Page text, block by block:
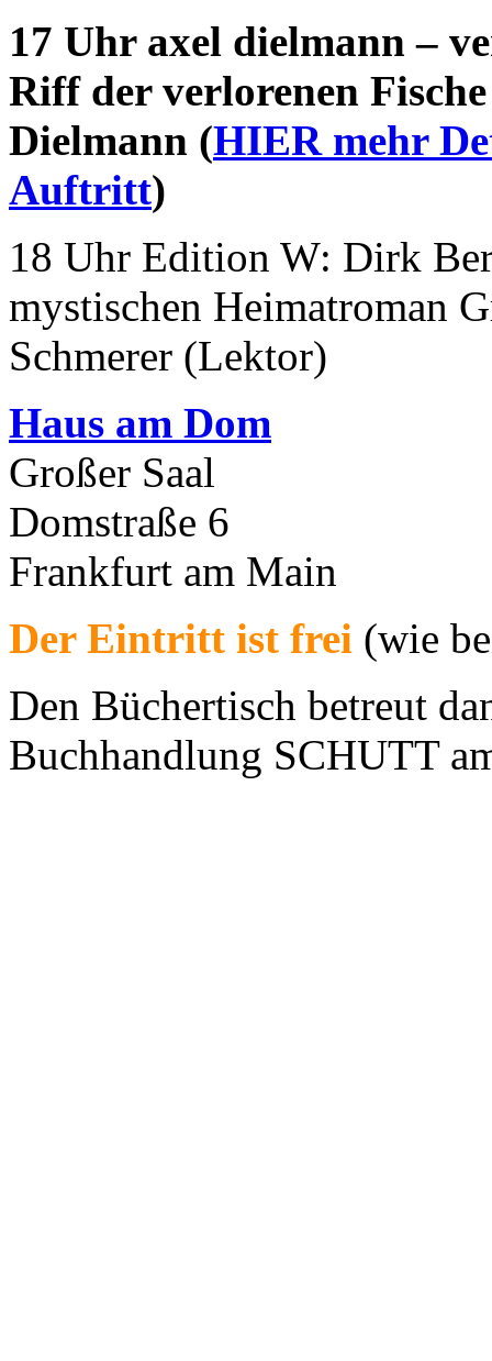
17 Uhr axel dielmann –
Riff der verlorenen
Dielmann (HIER mehr
Auftritt)
18 Uhr Edition W: Dirk
mystischen Heimatroman
Schmerer (Lektor)
Haus am Dom
Großer Saal
Domstraße 6
Frankfurt am Main
Der Eintritt ist frei (wie
Den Büchertisch betreut
Buchhandlung SCHUTT